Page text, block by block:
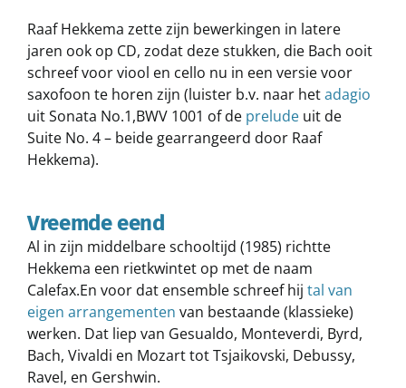
Raaf Hekkema zette zijn bewerkingen in latere
jaren ook op CD, zodat deze stukken, die Bach ooit
schreef voor viool en cello nu in een versie voor
saxofoon te horen zijn (luister b.v. naar hetadagio
uit Sonata No.1,BWV 1001 of de preludeuit de
Suite No. 4 – beide gearrangeerd door Raaf
Hekkema).
Vreemde eend
Al in zijn middelbare schooltijd (1985) richtte
Hekkema een rietkwintet op met de naam
Calefax.En voor dat ensemble schreef hij tal van
eigen arrangementen van bestaande (klassieke)
werken. Dat liep van Gesualdo, Monteverdi, Byrd,
Bach, Vivaldi en Mozart tot Tsjaikovski, Debussy,
Ravel, en Gershwin.